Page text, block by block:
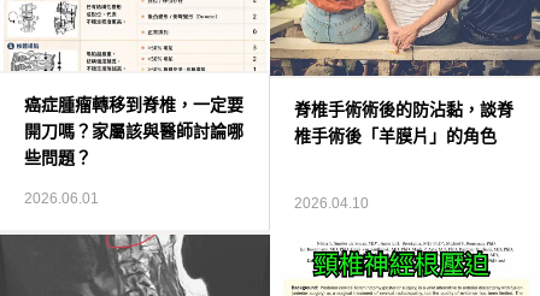
癌症腫瘤轉移到脊椎，一定要
開刀嗎？家屬該與醫師討論哪
些問題？
2026.06.01
脊椎手術術後的防沾黏，談脊
椎手術後「羊膜片」的角色
2026.04.10